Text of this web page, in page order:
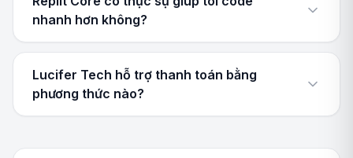
nhanh hơn không?
Lucifer Tech hỗ trợ thanh toán bằng
phương thức nào?